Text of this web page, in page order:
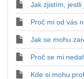
Jak zjistím, jestli
Proč mi od vás
Jak se mohu
Proč se mi
Kde si mohu